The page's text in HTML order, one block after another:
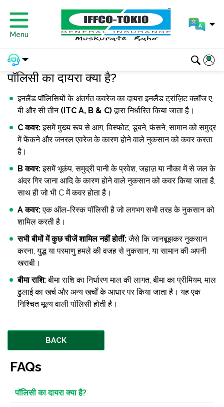
Menu
पॉलिसी का दायरा क्या है?
इनलैंड पॉलिसियों के अंतर्गत कवरेज का दायरा इनलैंड ट्रांज़िट क्लॉज ए,
बी और सी तीन (ITC A, B & C)द्वारा निर्धारित किया जाता है।
C कवर:इसमें मुख्य रूप से आग, विस्फोट, डूबने, फंसने, सामान को समुद्र
में फेंकने और जनरल एवरेज के कारण होने वाले नुकसान को कवर करता
है।
B कवर:इसमें भूकंप, समुद्री पानी के प्रवेश, जहाज़ या नौका में से जल के
अंदर गिर जाना आदि के कारण होने वाले नुकसान को कवर किया जाता है,
साथ ही जो भी C में कवर होता है।
A कवर:एक ऑल-रिस्क पॉलिसी है जो लगभग सभी तरह के नुकसान को
शामिल करती है।
सभी बीमों में कुछ चीजें शामिल नहीं होतीं:जैसे कि जानबूझकर नुकसान
करना, युद्ध या परमाणु हमले की वजह से नुकसान, या सामान की अपनी
खराबी।
बीमा राशि:बीमा राशि का निर्धारण माल की लागत, बीमा का प्रीमियम, माल
ढुलाई का खर्च और अन्य खर्चों के आधार पर किया जाता है। यह एक
निश्चित मूल्य वाली पॉलिसी होती है।
BACK
FAQs
पॉलिसी का दायरा क्या है?